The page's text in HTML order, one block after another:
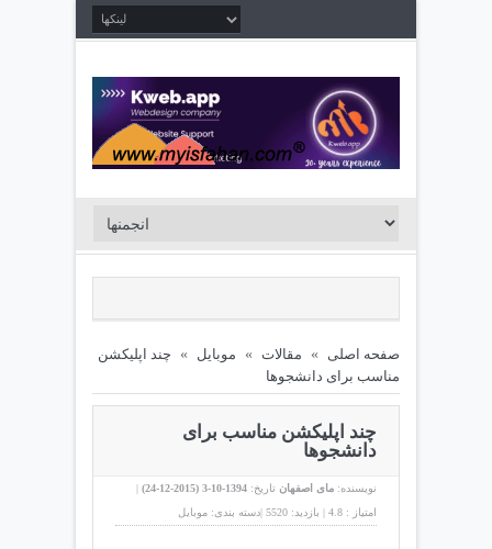
صفحه اصلی » مقالات » موبايل »
چند اپلیکشن
مناسب برای دانشجوها
چند اپلیکشن مناسب برای
دانشجوها
نویسنده: مای اصفهان تاریخ: 1394-10-3 (
2015-12-24
)
|
امتیاز : 4.8
| بازدید: 5520
|دسته بندی: موبايل